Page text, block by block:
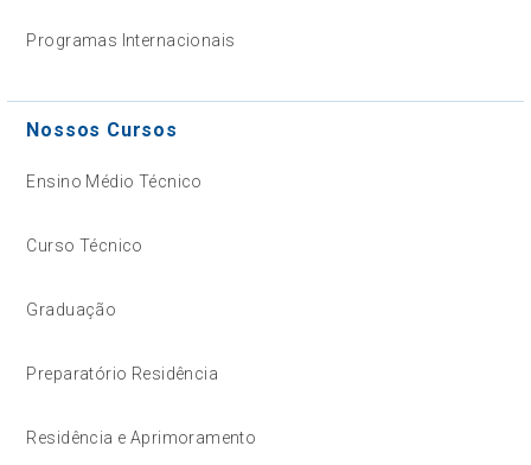
Programas Internacionais
Nossos Cursos
Ensino Médio Técnico
Curso Técnico
Graduação
Preparatório Residência
Residência e Aprimoramento